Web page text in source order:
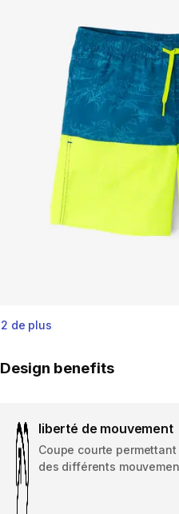
2 de plus
Design benefits
liberté de mouvement
Coupe courte
des différents